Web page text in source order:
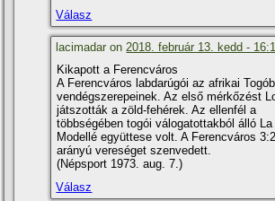
Válasz
lacimadar on2018. február 13. kedd -
Kikapott a Ferencváros
A Ferencváros labdarúgói az afrikai
vendégszerepeinek. Az első mérkőzést
játszották a zöld-fehérek. Az ellenfél a
többségében togói válogatottakból álló La
Modellé együttese volt. A Ferencváros
arányú vereséget szenvedett.
(Népsport 1973. aug. 7.)
Válasz